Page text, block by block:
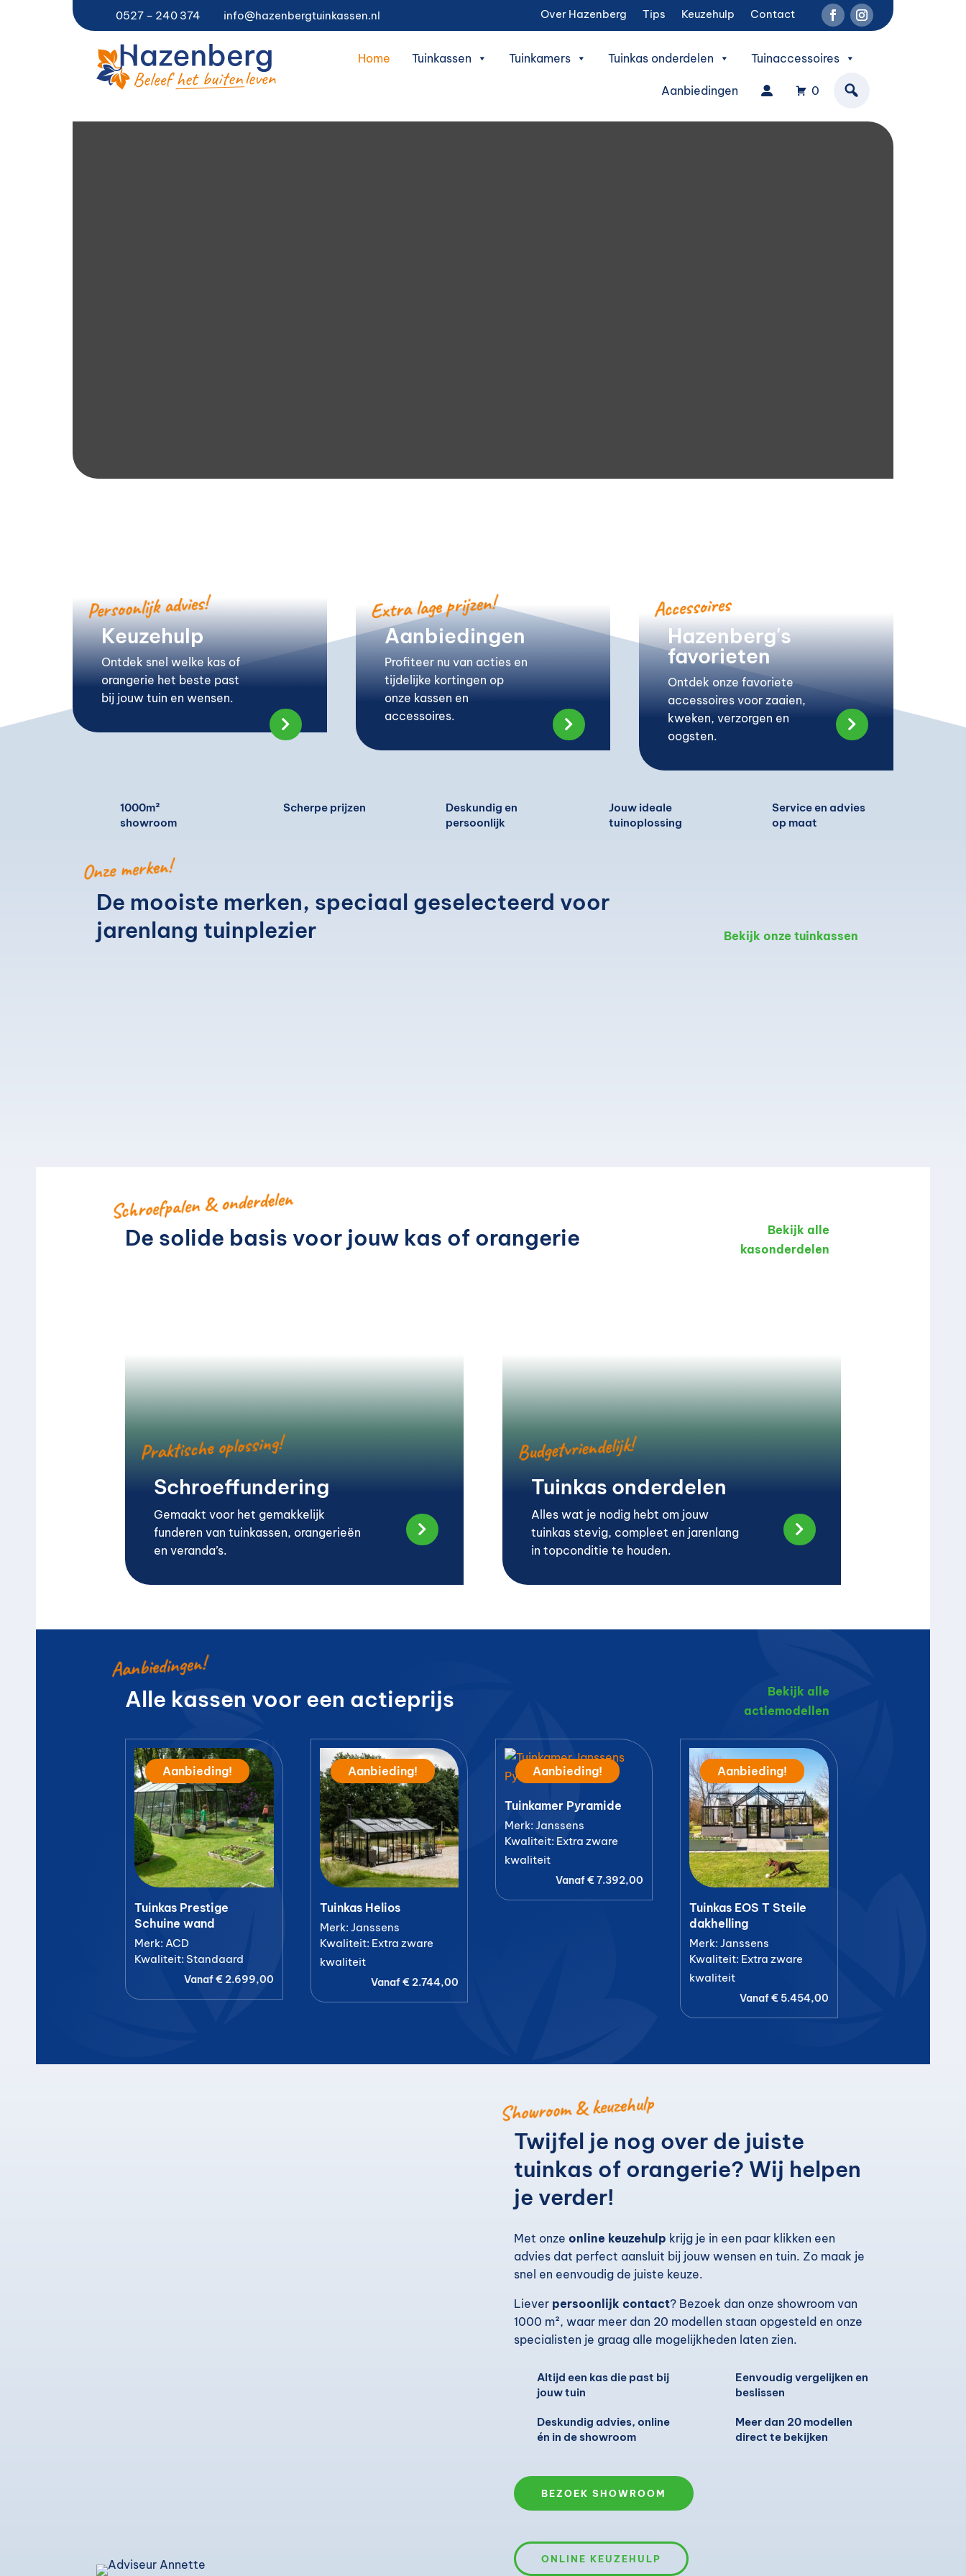
0527 – 240 374 info@hazenbergtuinkassen.nl Over Hazenberg Tips Keuzehulp Contact
Home Tuinkassen Tuinkamers Tuinkas onderdelen Tuinaccessoires
Aanbiedingen 0
Persoonlijk advies!
Keuzehulp
Ontdek snel welke kas of
orangerie het beste past
bij jouw tuin en wensen.

Extra lage prijzen!
Aanbiedingen
Profiteer nu van acties en
tijdelijke kortingen op
onze kassen en
accessoires.

Accessoires
Hazenberg's
favorieten
Ontdek onze favoriete
accessoires voor zaaien,
kweken, verzorgen en
oogsten.

1000m²
showroom
Scherpe prijzen
Deskundig en
persoonlijk
Jouw ideale
tuinoplossing
Service en advies
op maat
Onze merken!
De mooiste merken, speciaal geselecteerd voor
jarenlang tuinplezier
Bekijk onze tuinkassen
Schroefpalen & onderdelen
De solide basis voor jouw kas of orangerie
Bekijk alle
kasonderdelen
Praktische oplossing!
Schroeffundering
Gemaakt voor het gemakkelijk
funderen van tuinkassen, orangerieën
en veranda’s.

Budgetvriendelijk!
Tuinkas onderdelen
Alles wat je nodig hebt om jouw
tuinkas stevig, compleet en jarenlang
in topconditie te houden.

Aanbiedingen!
Alle kassen voor een actieprijs
Bekijk alle
actiemodellen
Aanbieding!
Tuinkas Prestige
Schuine wand
Merk: ACD
Kwaliteit: Standaard
Vanaf€2.699,00
Aanbieding!
Tuinkas Helios
Merk: Janssens
Kwaliteit: Extra zware
kwaliteit
Vanaf€ 2.744,00
Aanbieding!
Tuinkamer Pyramide
Merk: Janssens
Kwaliteit: Extra zware
kwaliteit
Vanaf€7.392,00
Aanbieding!
Tuinkas EOS T Steile
dakhelling
Merk: Janssens
Kwaliteit: Extra zware
kwaliteit
Vanaf€5.454,00
Twijfel je nog over de juiste
tuinkas of orangerie? Wij helpen
je verder!
Met onzeonline keuzehulp krijg je in een paar klikken een
advies dat perfect aansluit bij jouw wensen en tuin. Zo maak je
snel en eenvoudig de juiste keuze.
Liever persoonlijk contact? Bezoek dan onze showroom van
1000 m², waar meer dan 20 modellen staan opgesteld en onze
specialisten je graag alle mogelijkheden laten zien.
Showroom & keuzehulp
Altijd een kas die past bij
jouw tuin
Deskundig advies, online
én in de showroom
Eenvoudig vergelijken en
beslissen
Meer dan 20 modellen
direct te bekijken
BEZOEK SHOWROOM
ONLINE KEUZEHULP